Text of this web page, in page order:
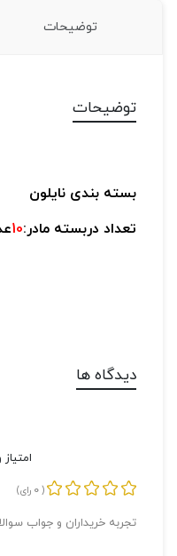
توضیحات
توضیحات
بسته بندی نایلون
تعداد دربسته مادر:10
دیدگاه ها
(
0 رای)
تجربه خریداران و جواب